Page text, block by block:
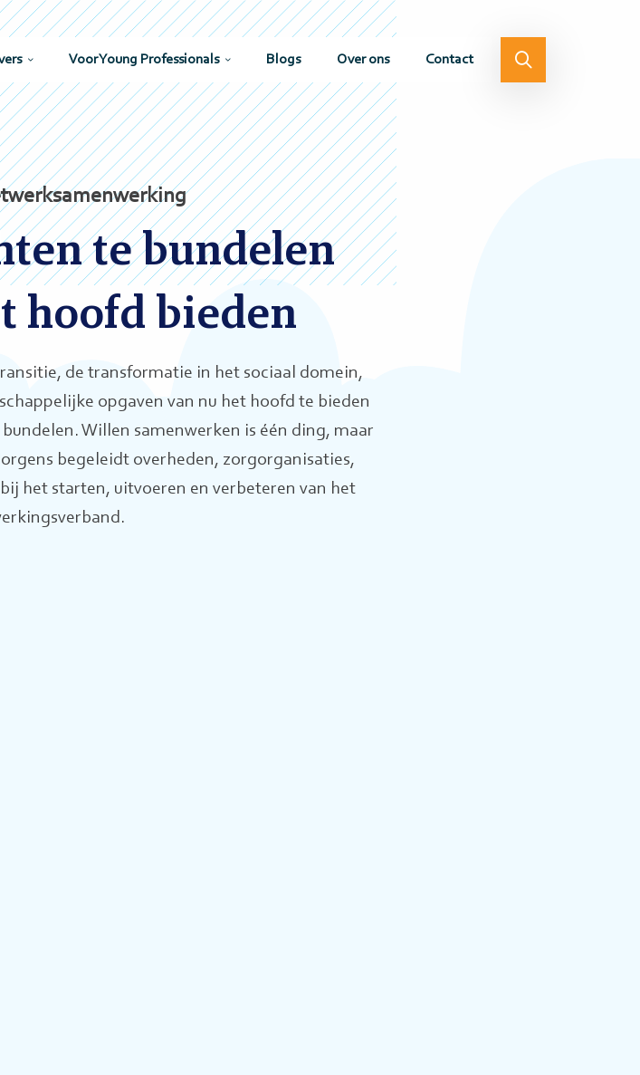
Voor Young Professionals Blogs Over ons Contact
te bundelen
hoofd bieden
de transformatie in het sociaal domein,
opgaven van nu het hoofd te bieden
Willen samenwerken is één ding, maar
begeleidt overheden, zorgorganisaties,
het starten, uitvoeren en verbeteren van het